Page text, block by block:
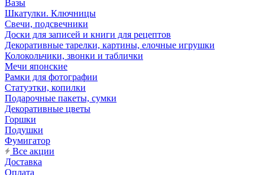
Вазы
Шкатулки. Ключницы
Свечи, подсвечники
Доски для записей и книги для рецептов
Декоративные тарелки, картины, елочные игрушки
Колокольчики, звонки и таблички
Мечи японские
Рамки для фотографии
Статуэтки, копилки
Подарочные пакеты, сумки
Декоративные цветы
Горшки
Подушки
Фумигатор
Все акции
Доставка
Оплата